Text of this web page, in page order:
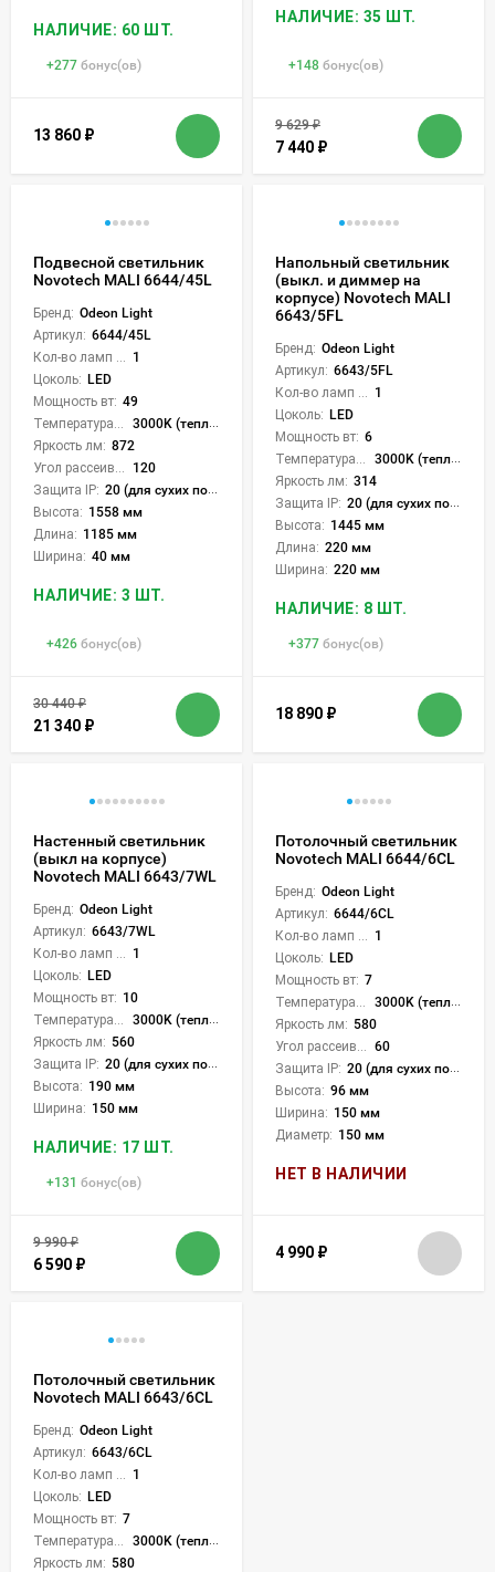
НАЛИЧИЕ: 60 ШТ.
+277 бонус(ов)
13 860 ₽
НАЛИЧИЕ: 35 ШТ.
+148 бонус(ов)
9 629₽
7 440 ₽
Подвесной светильник
Novotech MALI 6644/45L
Бренд: Odeon Light
Артикул: 6644/45L
1
Цоколь: LED
Мощность вт: 49
3000K (теплый)
Яркость лм: 872
120
Защита IP: 20 (для сухих пом.)
Высота: 1558 мм
Длина: 1185 мм
Ширина: 40 мм
НАЛИЧИЕ: 3 ШТ.
+426 бонус(ов)
30 440₽
21 340 ₽
Напольный светильник
(выкл. и диммер на
корпусе) Novotech MALI
6643/5FL
Бренд: Odeon Light
Артикул: 6643/5FL
1
Цоколь: LED
Мощность вт: 6
3000K (теплый)
Яркость лм: 314
Защита IP: 20 (для сухих пом.)
Высота: 1445 мм
Длина: 220 мм
Ширина: 220 мм
НАЛИЧИЕ: 8 ШТ.
+377 бонус(ов)
18 890 ₽
Настенный светильник
(выкл на корпусе)
Novotech MALI 6643/7WL
Бренд: Odeon Light
Артикул: 6643/7WL
1
Цоколь: LED
Мощность вт: 10
3000K (теплый)
Яркость лм: 560
Защита IP: 20 (для сухих пом.)
Высота: 190 мм
Ширина: 150 мм
НАЛИЧИЕ: 17 ШТ.
+131 бонус(ов)
9 990₽
6 590 ₽
Потолочный светильник
Novotech MALI 6644/6CL
Бренд: Odeon Light
Артикул: 6644/6CL
1
Цоколь: LED
Мощность вт: 7
3000K (теплый)
Яркость лм: 580
60
Защита IP: 20 (для сухих пом.)
Высота: 96 мм
Ширина: 150 мм
Диаметр: 150 мм
НЕТ В НАЛИЧИИ
4 990 ₽
Потолочный светильник
Novotech MALI 6643/6CL
Бренд: Odeon Light
Артикул: 6643/6CL
1
Цоколь: LED
Мощность вт: 7
3000K (теплый)
Яркость лм: 580